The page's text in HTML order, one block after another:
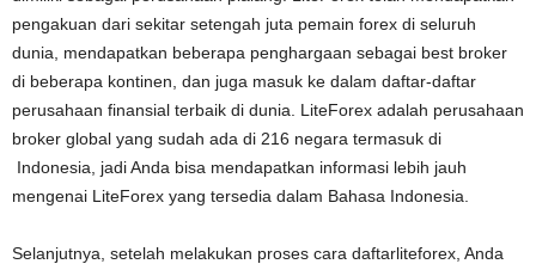
pengakuan dari sekitar setengah juta pemain forex di seluruh
dunia, mendapatkan beberapa penghargaan sebagai best broker
di beberapa kontinen, dan juga masuk ke dalam daftar-daftar
perusahaan finansial terbaik di dunia. LiteForex adalah perusahaan
broker global yang sudah ada di 216 negara termasuk di
Indonesia, jadi Anda bisa mendapatkan informasi lebih jauh
mengenai LiteForex yang tersedia dalam Bahasa Indonesia.
Selanjutnya, setelah melakukan proses cara daftarliteforex, Anda